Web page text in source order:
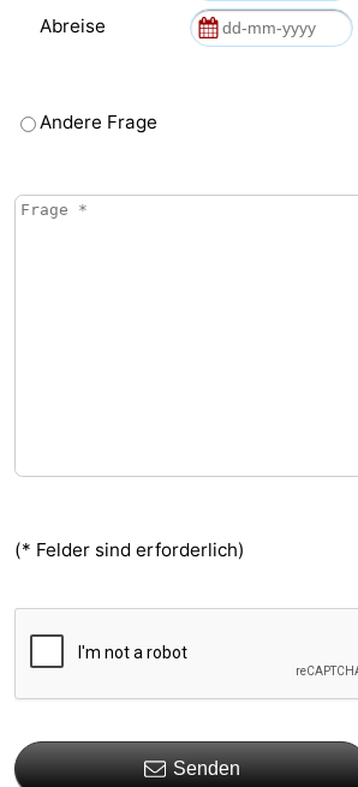
Abreise
Andere Frage
(* Felder sind erforderlich)
Senden